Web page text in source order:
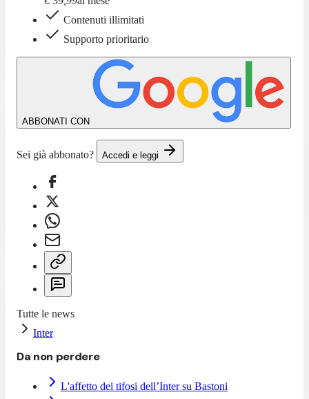
Contenuti illimitati
Supporto prioritario
ABBONATI CON
Sei già abbonato? Accedi e leggi
Tutte le news
Inter
Da non perdere
L'affetto dei tifosi dell’Inter su Bastoni